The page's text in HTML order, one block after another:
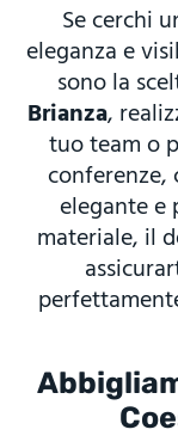
Se cerchi
eleganza e
sono la
Brianza,
tuo team o
conferenze,
elegante e
materiale, il